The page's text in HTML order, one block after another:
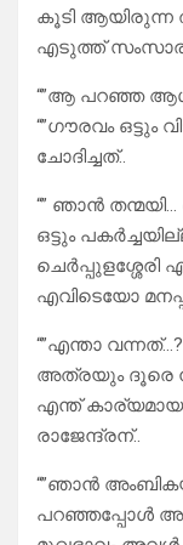
കൂടി ആയിരുന്ന
എടുത്ത്
“”ആ പറഞ്ഞ
“”ഗൗരവം
ചോദിച്ചത്..
“” ഞാൻ
ഒട്ടും
ചെർപ്പുളശ്ശേരി
എവിടെയോ
“”എന്താ
അത്രയും ദൂരെ
എന്ത് കാര്യമായ
രാജേന്ദ്രന്..
“”ഞാൻ
പറഞ്ഞപ്പോൾ